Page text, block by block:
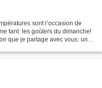
sont l’occasion de
tant: les goûters du dimanche!
que je partage avec vous: une